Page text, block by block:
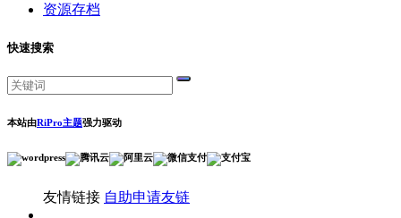
资源存档
快速搜索
本站由RiPro主题强力驱动
友情链接 自助申请友链